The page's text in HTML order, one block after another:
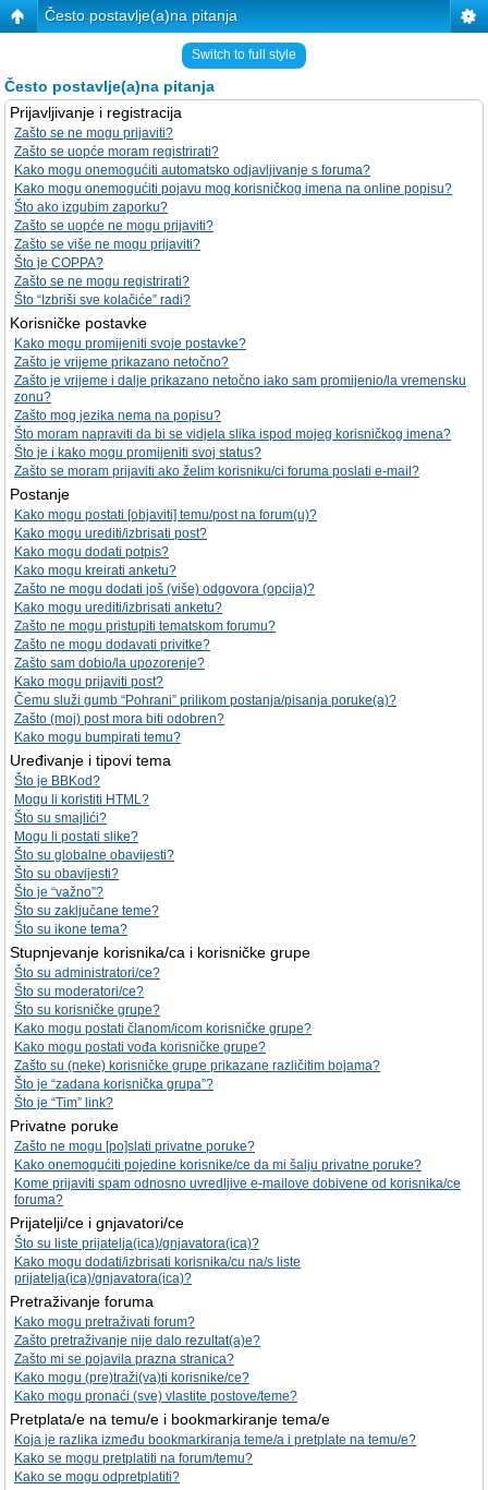
Često postavlje(a)na pitanja
Switch to full style
Često postavlje(a)na pitanja
Prijavljivanje i registracija
Zašto se ne mogu prijaviti?
Zašto se uopće moram registrirati?
Kako mogu onemogućiti automatsko odjavljivanje s foruma?
Kako mogu onemogućiti pojavu mog korisničkog imena na online popisu?
Što ako izgubim zaporku?
Zašto se uopće ne mogu prijaviti?
Zašto se više ne mogu prijaviti?
Što je COPPA?
Zašto se ne mogu registrirati?
Što “Izbriši sve kolačiće” radi?
Korisničke postavke
Kako mogu promijeniti svoje postavke?
Zašto je vrijeme prikazano netočno?
Zašto je vrijeme i dalje prikazano netočno iako sam promijenio/la vremensku
zonu?
Zašto mog jezika nema na popisu?
Što moram napraviti da bi se vidjela slika ispod mojeg korisničkog imena?
Što je i kako mogu promijeniti svoj status?
Zašto se moram prijaviti ako želim korisniku/ci foruma poslati e-mail?
Postanje
Kako mogu postati [objaviti] temu/post na forum(u)?
Kako mogu urediti/izbrisati post?
Kako mogu dodati potpis?
Kako mogu kreirati anketu?
Zašto ne mogu dodati još (više) odgovora (opcija)?
Kako mogu urediti/izbrisati anketu?
Zašto ne mogu pristupiti tematskom forumu?
Zašto ne mogu dodavati privitke?
Zašto sam dobio/la upozorenje?
Kako mogu prijaviti post?
Čemu služi gumb “Pohrani” prilikom postanja/pisanja poruke(a)?
Zašto (moj) post mora biti odobren?
Kako mogu bumpirati temu?
Uređivanje i tipovi tema
Što je BBKod?
Mogu li koristiti HTML?
Što su smajlići?
Mogu li postati slike?
Što su globalne obavijesti?
Što su obavijesti?
Što je “važno”?
Što su zaključane teme?
Što su ikone tema?
Stupnjevanje korisnika/ca i korisničke grupe
Što su administratori/ce?
Što su moderatori/ce?
Što su korisničke grupe?
Kako mogu postati članom/icom korisničke grupe?
Kako mogu postati vođa korisničke grupe?
Zašto su (neke) korisničke grupe prikazane različitim bojama?
Što je “zadana korisnička grupa”?
Što je “Tim” link?
Privatne poruke
Zašto ne mogu [po]slati privatne poruke?
Kako onemogućiti pojedine korisnike/ce da mi šalju privatne poruke?
Kome prijaviti spam odnosno uvredljive e-mailove dobivene od korisnika/ce
foruma?
Prijatelji/ce i gnjavatori/ce
Što su liste prijatelja(ica)/gnjavatora(ica)?
Kako mogu dodati/izbrisati korisnika/cu na/s liste
prijatelja(ica)/gnjavatora(ica)?
Pretraživanje foruma
Kako mogu pretraživati forum?
Zašto pretraživanje nije dalo rezultat(a)e?
Zašto mi se pojavila prazna stranica?
Kako mogu (pre)traži(va)ti korisnike/ce?
Kako mogu pronaći (sve) vlastite postove/teme?
Pretplata/e na temu/e i bookmarkiranje tema/e
Koja je razlika između bookmarkiranja teme/a i pretplate na temu/e?
Kako se mogu pretplatiti na forum/temu?
Kako se mogu odpretplatiti?